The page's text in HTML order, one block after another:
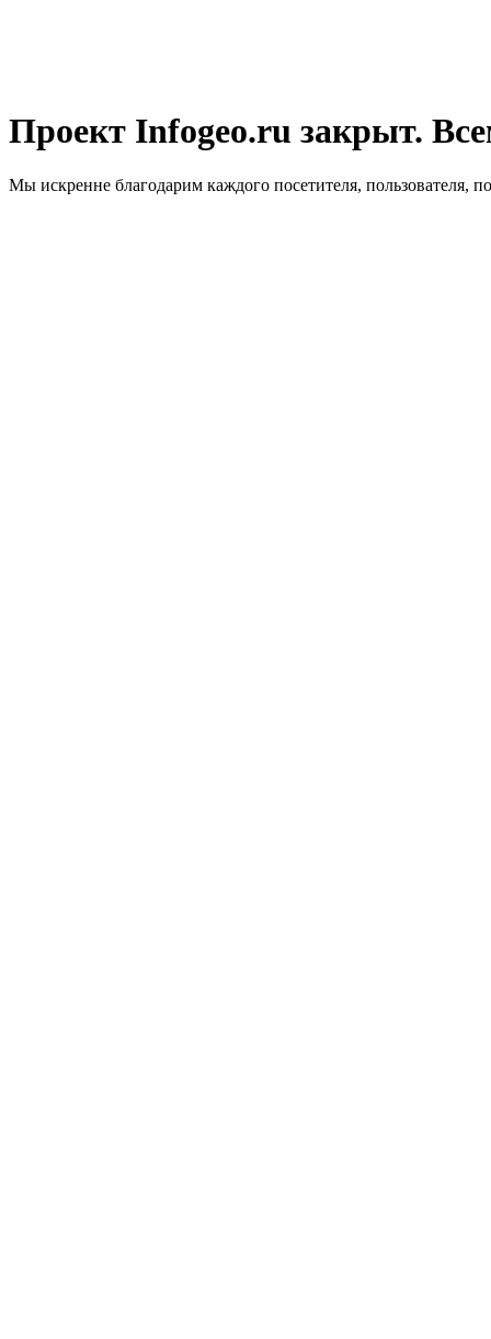
Проект Infogeo.ru закрыт.
Мы искренне благодарим каждого посетителя, пользователя,